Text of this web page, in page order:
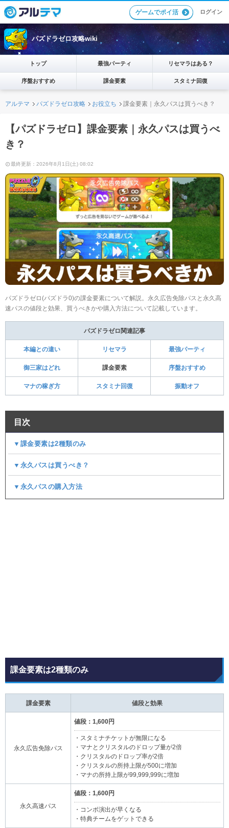
ゲームでポイ活 ログイン
パズドラゼロ攻略wiki
トップ 最強パーティ リセマラはある？
序盤おすすめ 課金要素 スタミナ回復
アルテマ パズドラゼロ攻略 お役立ち 課金要素｜永久パスは買うべき？
【パズドラゼロ】課金要素｜永久パスは買うべ
き？
最終更新：2026年8月1日(土) 08:02
パズドラゼロ(パズドラ0)の課金要素について解説。永久広告免除パスと永久高
速パスの値段と効果、買うべきかや購入方法について記載しています。
パズドラゼロ関連記事
本編との違い リセマラ 最強パーティ
御三家はどれ 課金要素 序盤おすすめ
マナの稼ぎ方 スタミナ回復 振動オフ
目次
▼課金要素は2種類のみ
▼永久パスは買うべき？
▼永久パスの購入方法
課金要素は2種類のみ
課金要素 値段と効果
永久広告免除パス
値段：1,600円
・スタミナチケットが無限になる
・マナとクリスタルのドロップ量が2倍
・クリスタルのドロップ率が2倍
・クリスタルの所持上限が500に増加
・マナの所持上限が99,999,999に増加
永久高速パス
値段：1,600円
・コンボ演出が早くなる
・特典チームをゲットできる